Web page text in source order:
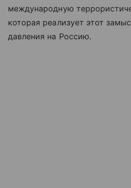
международную
которая реализует этот
давления на Россию.